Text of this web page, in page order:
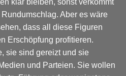
Aber es wäre
dass all diese Figuren
Erschöpfung profitieren.
sie sind gereizt und sie
und Parteien. Sie wollen